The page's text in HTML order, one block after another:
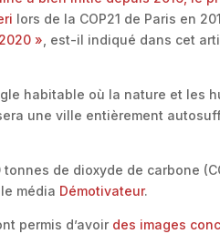
lors de la COP21 de Paris en
» , est-il indiqué dans cet
habitable où la nature et les
une ville entièrement
de dioxyde de carbone
média Démotivateur.
permis d’avoir des images